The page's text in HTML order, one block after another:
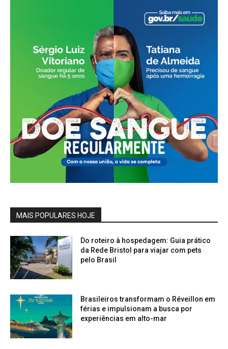
MAIS POPULARES HOJE
Do roteiro à hospedagem: Guia prático
da Rede Bristol para viajar com pets
pelo Brasil
Brasileiros transformam o Réveillon em
férias e impulsionam a busca por
experiências em alto-mar